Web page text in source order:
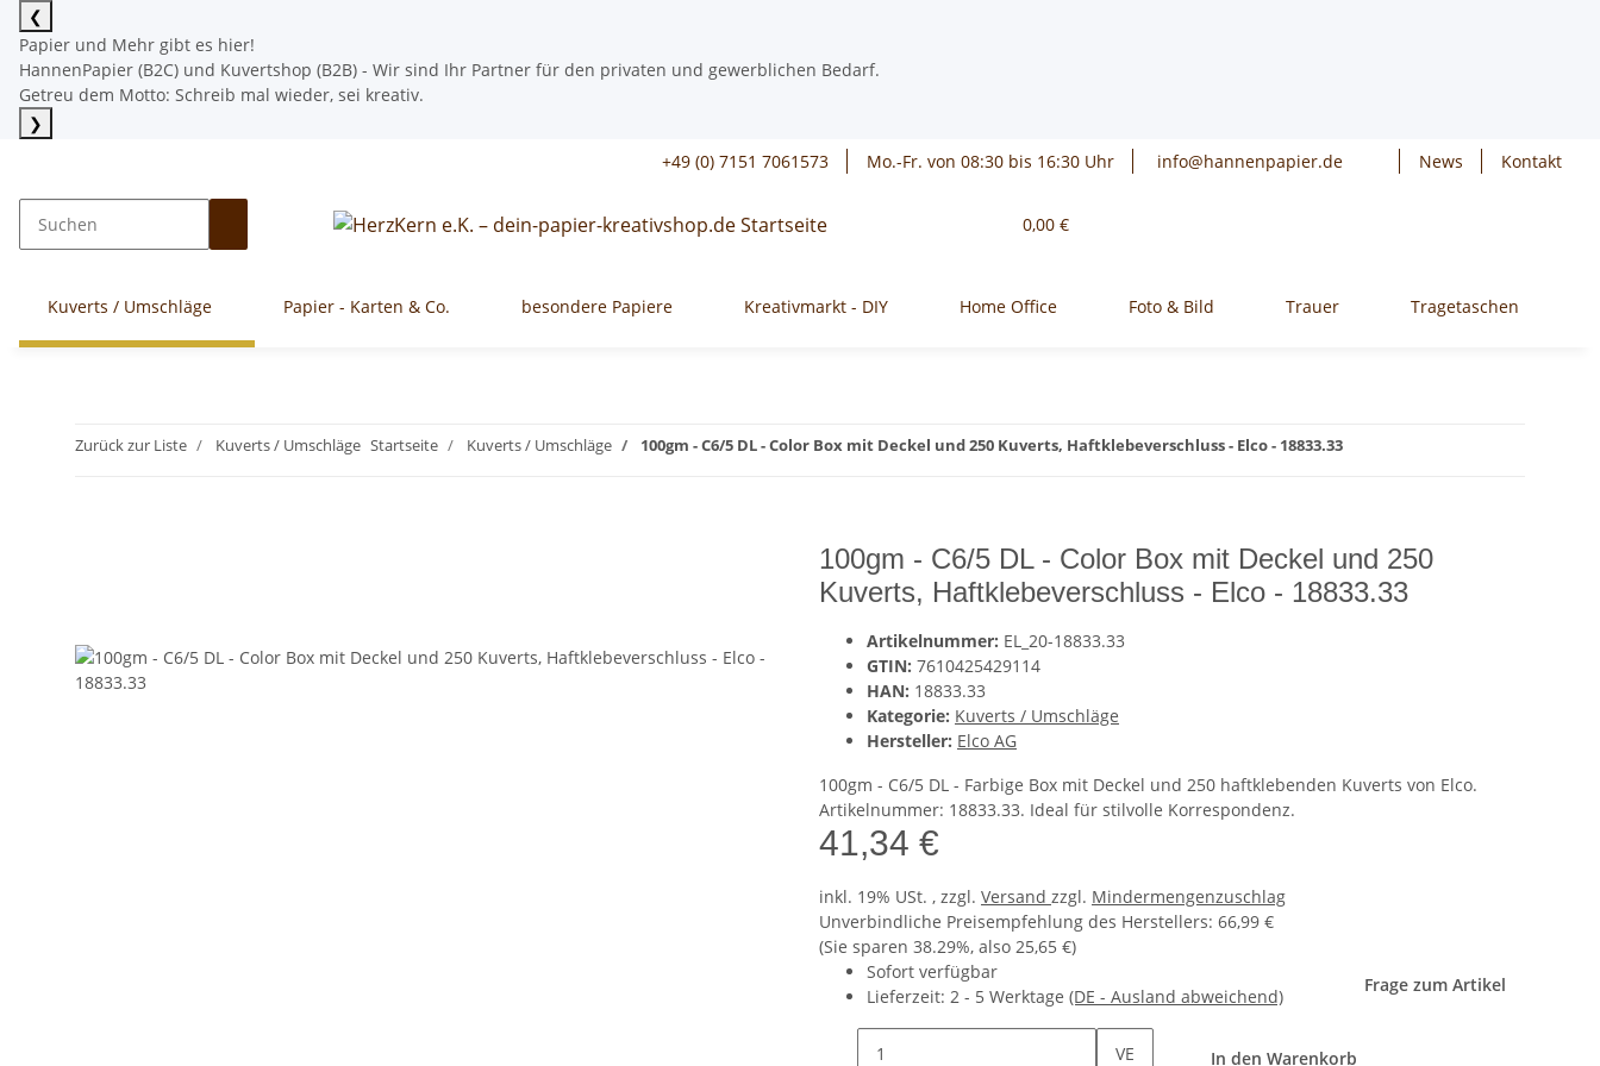
❮
Papier und Mehr gibt es hier!
HannenPapier (B2C) und Kuvertshop (B2B) - Wir sind Ihr Partner für den privaten und gewerblichen Bedarf.
Getreu dem Motto: Schreib mal wieder, sei kreativ.
❯
News
Kontakt
+49 (0) 7151 7061573 Mo.-Fr. von 08:30 bis 16:30 Uhr info@hannenpapier.de
0,00 €
Kuverts / Umschläge Papier - Karten & Co. besondere Papiere Kreativmarkt - DIY Home Office Foto & Bild Trauer Tragetaschen
Zurück zur Liste Kuverts / Umschläge Startseite Kuverts / Umschläge 100gm - C6/5 DL - Color Box mit Deckel und 250 Kuverts, Haftklebeverschluss - Elco - 18833.33
100gm - C6/5 DL - Color Box mit Deckel und 250
Kuverts, Haftklebeverschluss - Elco - 18833.33
Artikelnummer: EL_20-18833.33
GTIN: 7610425429114
HAN: 18833.33
Kategorie: Kuverts / Umschläge
Hersteller: Elco AG
100gm - C6/5 DL - Farbige Box mit Deckel und 250 haftklebenden Kuverts von Elco.
Artikelnummer: 18833.33. Ideal für stilvolle Korrespondenz.
41,34 €
inkl. 19% USt. , zzgl. Versand zzgl. Mindermengenzuschlag
Unverbindliche Preisempfehlung des Herstellers: 66,99 €
(Sie sparen 38.29%, also 25,65 €)
Sofort verfügbar
Lieferzeit: 2 - 5 Werktage (DE - Ausland abweichend)
Frage zum Artikel
VE In den Warenkorb